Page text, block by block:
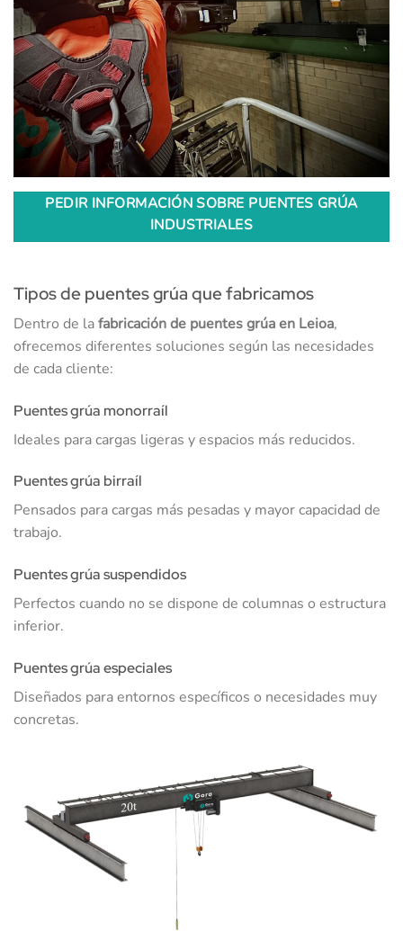
PEDIR INFORMACIÓN SOBRE PUENTES GRÚA
INDUSTRIALES
Tipos de puentes grúa que fabricamos
Dentro de lafabricación de puentes grúa en Leioa,
ofrecemos diferentes soluciones según las necesidades
de cada cliente:
Puentes grúa monorraíl
Ideales para cargas ligeras y espacios más reducidos.
Puentes grúa birraíl
Pensados para cargas más pesadas y mayor capacidad de
trabajo.
Puentes grúa suspendidos
Perfectos cuando no se dispone de columnas o estructura
inferior.
Puentes grúa especiales
Diseñados para entornos específicos o necesidades muy
concretas.